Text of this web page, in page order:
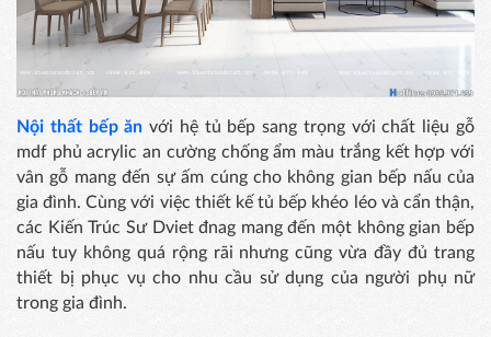
Nội thất bếp ăn với hệ tủ bếp sang trọng với chất liệu gỗ
mdf phủ acrylic an cường chống ẩm màu trắng kết hợp với
vân gỗ mang đến sự ấm cúng cho không gian bếp nấu của
gia đình. Cùng với việc thiết kế tủ bếp khéo léo và cẩn thận,
các Kiến Trúc Sư Dviet đnag mang đến một không gian bếp
nấu tuy không quá rộng rãi nhưng cũng vừa đầy đủ trang
thiết bị phục vụ cho nhu cầu sử dụng của người phụ nữ
trong gia đình.